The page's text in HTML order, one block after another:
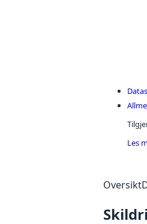
Les
Oversikt